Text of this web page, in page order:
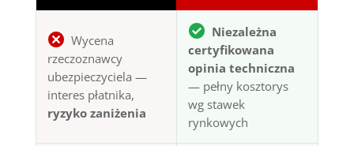
Wycena
rzeczoznawcy
ubezpieczyciela —
interes płatnika,
ryzyko zaniżenia
Niezależna
certyfikowana
opinia techniczna
— pełny kosztorys
wg stawek
rynkowych